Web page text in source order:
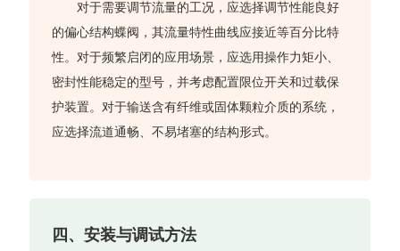
对于需要调节流量的工况，应选择调节性能良好
的偏心结构蝶阀，其流量特性曲线应接近等百分比特
性。对于频繁启闭的应用场景，应选用操作力矩小、
密封性能稳定的型号，并考虑配置限位开关和过载保
护装置。对于输送含有纤维或固体颗粒介质的系统，
应选择流道通畅、不易堵塞的结构形式。
四、安装与调试方法